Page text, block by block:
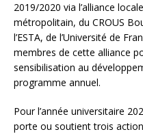
2019/2020 via l’alliance
métropolitain, du CROUS
l’ESTA, de l’Université de
membres de cette alliance
sensibilisation au
programme annuel.
Pour l’année universitaire
porte ou soutient trois